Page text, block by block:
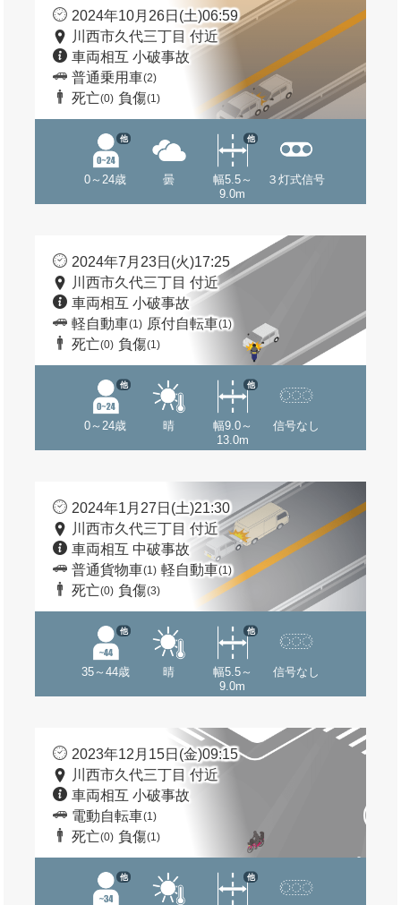
2024年10月26日(土)06:59
川西市久代三丁目 付近
車両相互 小破事故
普通乗用車(2)
死亡(0) 負傷(1)
0～24歳
他
曇
幅5.5～
9.0m
他
３灯式信号
2024年7月23日(火)17:25
川西市久代三丁目 付近
車両相互 小破事故
軽自動車(1) 原付自転車(1)
死亡(0) 負傷(1)
0～24歳
他
晴
幅9.0～
13.0m
他
信号なし
2024年1月27日(土)21:30
川西市久代三丁目 付近
車両相互 中破事故
普通貨物車(1) 軽自動車(1)
死亡(0) 負傷(3)
35～44歳
他
晴
幅5.5～
9.0m
他
信号なし
2023年12月15日(金)09:15
川西市久代三丁目 付近
車両相互 小破事故
電動自転車(1)
死亡(0) 負傷(1)
他 他